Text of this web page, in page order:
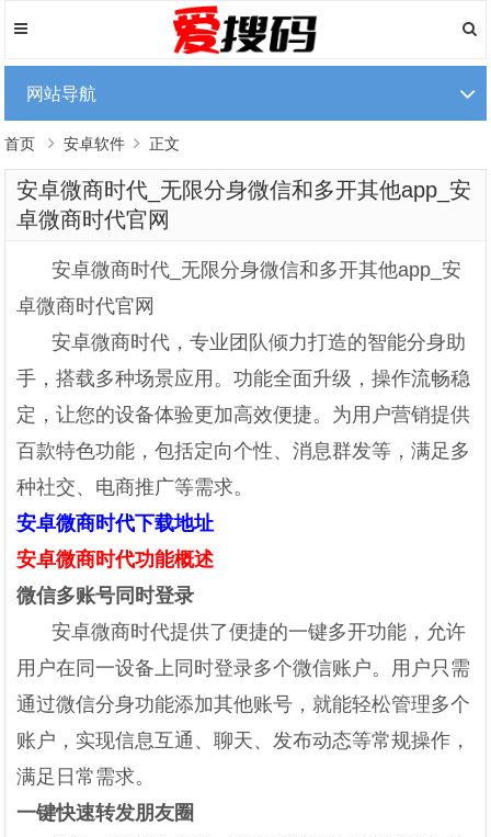
网站导航
首页 安卓软件 正文
安卓微商时代_无限分身微信和多开其他app_安
卓微商时代官网
安卓微商时代_无限分身微信和多开其他app_安
卓微商时代官网
安卓微商时代，专业团队倾力打造的智能分身助
手，搭载多种场景应用。功能全面升级，操作流畅稳
定，让您的设备体验更加高效便捷。为用户营销提供
百款特色功能，包括定向个性、消息群发等，满足多
种社交、电商推广等需求。
安卓微商时代下载地址
安卓微商时代功能概述
微信多账号同时登录
安卓微商时代提供了便捷的一键多开功能，允许
用户在同一设备上同时登录多个微信账户。用户只需
通过微信分身功能添加其他账号，就能轻松管理多个
账户，实现信息互通、聊天、发布动态等常规操作，
满足日常需求。
一键快速转发朋友圈